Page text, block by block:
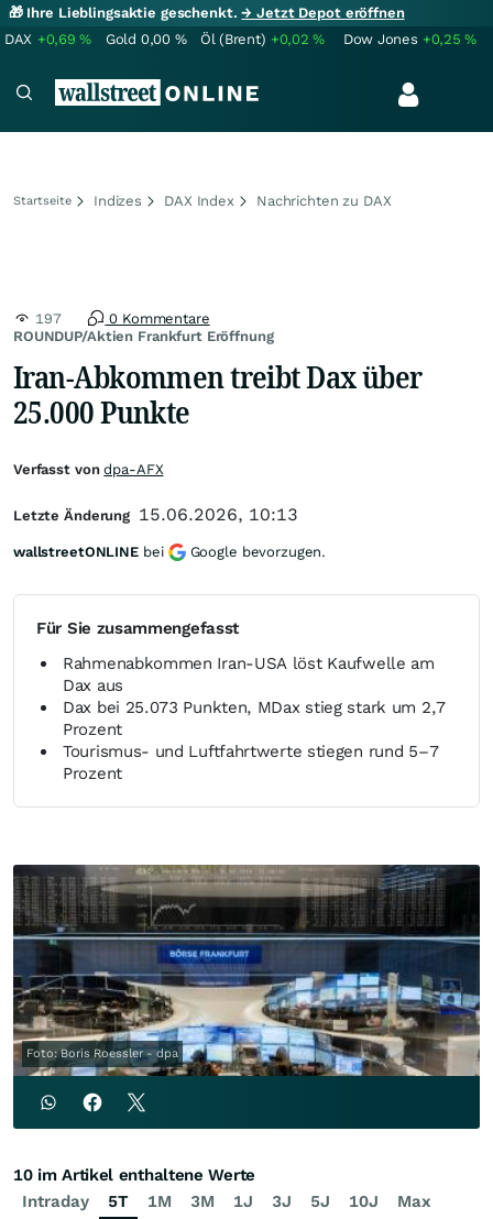
🎁 Ihre Lieblingsaktie geschenkt.→ Jetzt Depot eröffnen
DAX +0,69% Gold 0,00 % Öl (Brent) +0,02% Dow Jones +0,25%
Startseite Indizes DAX Index Nachrichten zu DAX
ROUNDUP/Aktien Frankfurt Eröffnung
197 0 Kommentare
Iran-Abkommen treibt Dax über
25.000 Punkte
Für Sie zusammengefasst
Rahmenabkommen Iran‑USA löst Kaufwelle am
Dax aus
Dax bei 25.073 Punkten, MDax stieg stark um 2,7
Prozent
Tourismus- und Luftfahrtwerte stiegen rund 5–7
Prozent
Foto: Boris Roessler - dpa
Verfasst vondpa-AFX
Letzte Änderung 15.06.2026, 10:13
wallstreetONLINE bei Google bevorzugen.
Intraday 5T 1M 3M 1J 3J 5J 10J Max
10 im Artikel enthaltene Werte